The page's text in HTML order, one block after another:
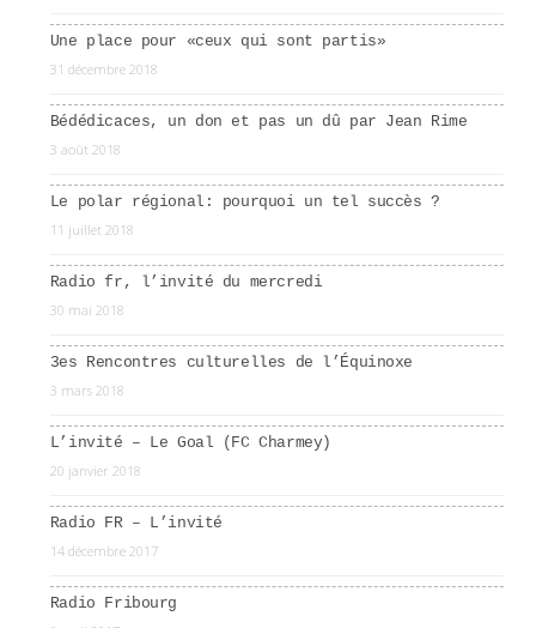
Une place pour «ceux qui sont partis»
31 décembre 2018
Bédédicaces, un don et pas un dû par Jean Rime
3 août 2018
Le polar régional: pourquoi un tel succès ?
11 juillet 2018
Radio fr, l’invité du mercredi
30 mai 2018
3es Rencontres culturelles de l’Équinoxe
3 mars 2018
L’invité – Le Goal (FC Charmey)
20 janvier 2018
Radio FR – L’invité
14 décembre 2017
Radio Fribourg